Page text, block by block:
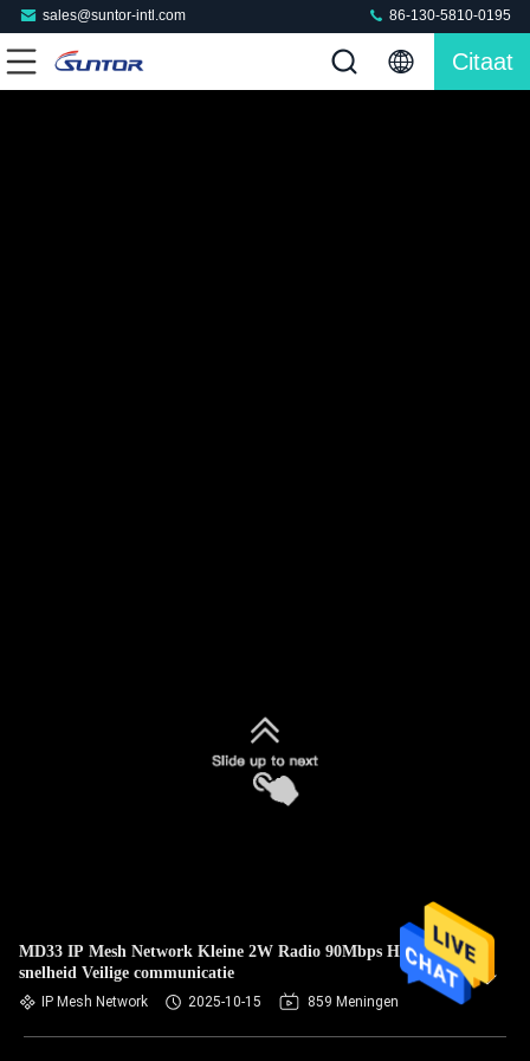
sales@suntor-intl.com 86-130-5810-0195
Citaat
MD33 IP Mesh Network Kleine 2W Radio 90Mbps Hoge
snelheid Veilige communicatie
IP Mesh Network 2025-10-15 859 Meningen